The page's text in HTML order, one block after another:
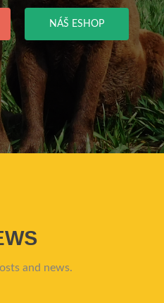
NÁŠ ESHOP
and news.